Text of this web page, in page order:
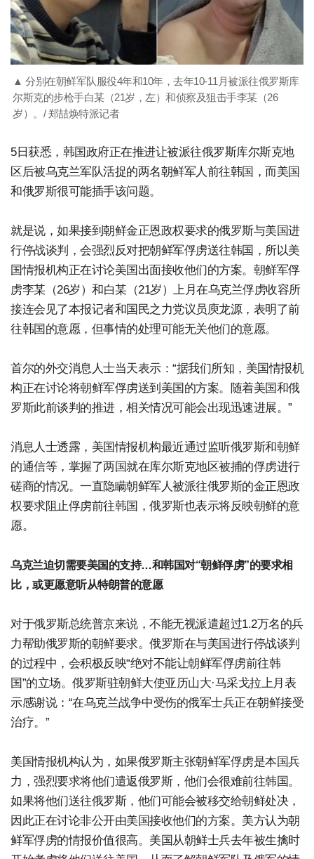
▲ 分别在朝鲜军队服役4年和10年，去年10-11月被派往俄罗斯库
尔斯克的步枪手白某（21岁，左）和侦察及狙击手李某（26
岁）。/ 郑喆焕特派记者
5日获悉，韩国政府正在推进让被派往俄罗斯库尔斯克地
区后被乌克兰军队活捉的两名朝鲜军人前往韩国，而美国
和俄罗斯很可能插手该问题。
就是说，如果接到朝鲜金正恩政权要求的俄罗斯与美国进
行停战谈判，会强烈反对把朝鲜军俘虏送往韩国，所以美
国情报机构正在讨论美国出面接收他们的方案。朝鲜军俘
虏李某（26岁）和白某（21岁）上月在乌克兰俘虏收容所
接连会见了本报记者和国民之力党议员庾龙源，表明了前
往韩国的意愿，但事情的处理可能无关他们的意愿。
首尔的外交消息人士当天表示：“据我们所知，美国情报机
构正在讨论将朝鲜军俘虏送到美国的方案。随着美国和俄
罗斯此前谈判的推进，相关情况可能会出现迅速进展。”
消息人士透露，美国情报机构最近通过监听俄罗斯和朝鲜
的通信等，掌握了两国就在库尔斯克地区被捕的俘虏进行
磋商的情况。一直隐瞒朝鲜军人被派往俄罗斯的金正恩政
权要求阻止俘虏前往韩国，俄罗斯也表示将反映朝鲜的意
愿。
乌克兰迫切需要美国的支持…和韩国对“朝鲜俘虏”的要求相
比，或更愿意听从特朗普的意愿
对于俄罗斯总统普京来说，不能无视派遣超过1.2万名的兵
力帮助俄罗斯的朝鲜要求。俄罗斯在与美国进行停战谈判
的过程中，会积极反映“绝对不能让朝鲜军俘虏前往韩
国”的立场。俄罗斯驻朝鲜大使亚历山大·马采戈拉上月表
示感谢说：“在乌克兰战争中受伤的俄军士兵正在朝鲜接受
治疗。”
美国情报机构认为，如果俄罗斯主张朝鲜军俘虏是本国兵
力，强烈要求将他们遣返俄罗斯，他们会很难前往韩国。
如果将他们送往俄罗斯，他们可能会被移交给朝鲜处决，
因此正在讨论非公开由美国接收他们的方案。美方认为朝
鲜军俘虏的情报价值很高。美国从朝鲜士兵去年被生擒时